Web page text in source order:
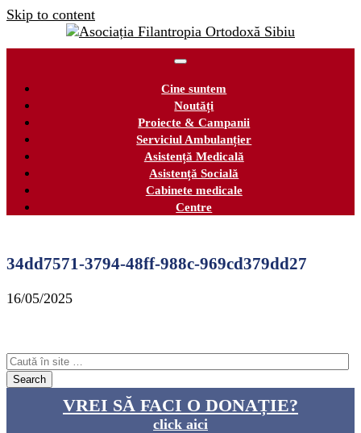
Skip to content
Cine suntem
Noutăți
Proiecte & Campanii
Serviciul Ambulanțier
Asistență Medicală
Asistență Socială
Cabinete medicale
Centre
34dd7571-3794-48ff-988c-969cd379dd27
16/05/2025
VREI SĂ FACI O DONAȚIE?
click aici